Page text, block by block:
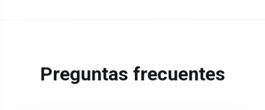
Preguntas frecuentes